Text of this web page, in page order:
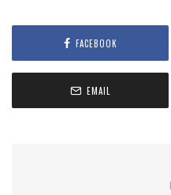
FACEBOOK
EMAIL